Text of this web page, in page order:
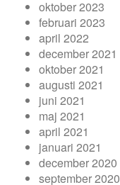
oktober 2023
februari 2023
april 2022
december 2021
oktober 2021
augusti 2021
juni 2021
maj 2021
april 2021
januari 2021
december 2020
september 2020